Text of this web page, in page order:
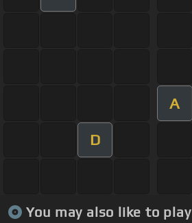
A
D
You may also like to play